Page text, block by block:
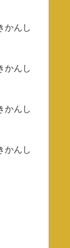
かんし
かんし
かんし
かんし